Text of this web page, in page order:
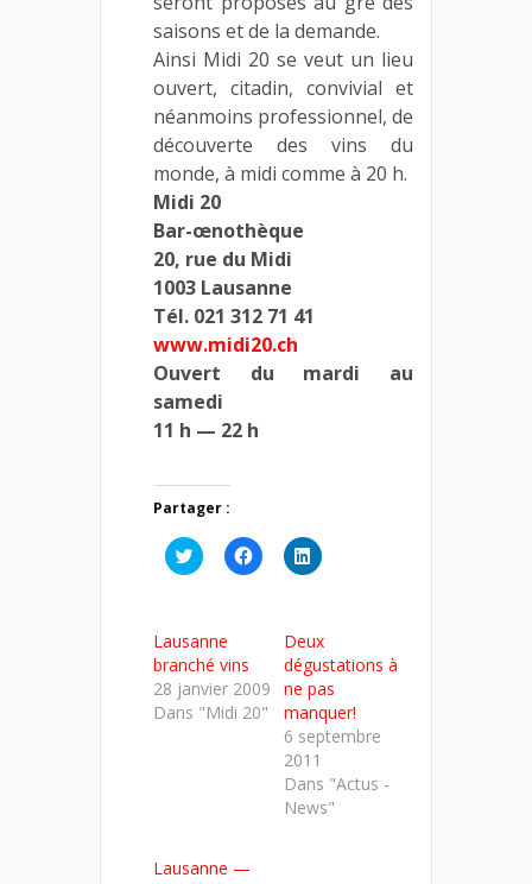
saisons et de la demande.
Ainsi Midi 20 se veut un lieu
ouvert, citadin, convivial et
néanmoins professionnel, de
découverte des vins du
monde, à midi comme à 20 h.
Midi 20
Bar-œnothèque
20, rue du Midi
1003 Lausanne
Tél. 021 312 71 41
www.midi20.ch
Ouvert du mardi au
samedi
11 h — 22 h
Partager :
Cliquez
pour
une
nouvelle
fenêtre)
Cliquez
pour
nouvelle
fenêtre)
Cliquez
pour
une
nouvelle
fenêtre)
Lausanne
branché vins
28 janvier 2009
Dans "Midi 20"
Deux
dégustations à
ne pas
manquer!
6 septembre
2011
Dans "Actus -
News"
Lausanne —